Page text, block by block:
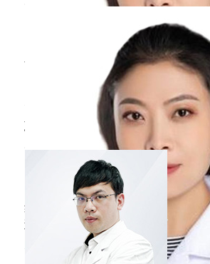
痛，或者是疼痛持续时间较长一
三甲
女性在孕晚期表现出胸口疼痛的
以下几种因素：第一种是胎儿的
随之增大，并且逐渐顶住膈肌，
压，因此表现出呼吸困难、胸口
第二种是孕妇进食过多辛辣和刺
辣椒、麻椒、花椒、生蒜等；第
肺部感染、肺栓塞、肺部肿瘤、
痛等疾病
乳房 会是乳腺癌吗
张赟建
中山大学附属第一医院
三甲
绝大部分乳房疼痛的患者是乳腺
增生引起的，这主要是在月经周
期中，激素水平波动引起的腺体
没有直接相关性。但是少部分的